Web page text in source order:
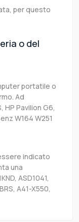
per questo
o del
portatile o
Ad
HP Pavilion G6,
W164 W251
indicato
una
ASD1041,
A41-X550,